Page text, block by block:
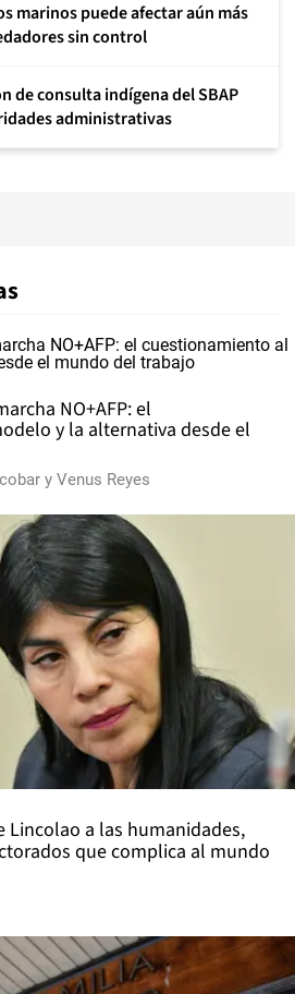
marinos puede afectar aún más
sin control
de consulta indígena del SBAP
administrativas
NO+AFP: el
y la alternativa desde el
y Venus Reyes
Lincolao a las humanidades,
que complica al mundo